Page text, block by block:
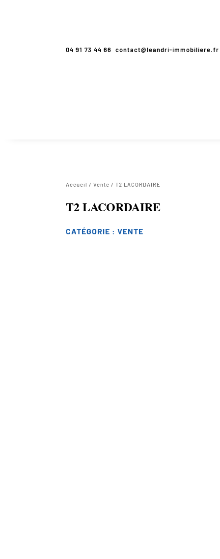
04 91 73 44 66 contact@leandri-immobiliere.fr
Accueil /Vente / T2 LACORDAIRE
T2 LACORDAIRE
CATÉGORIE :VENTE